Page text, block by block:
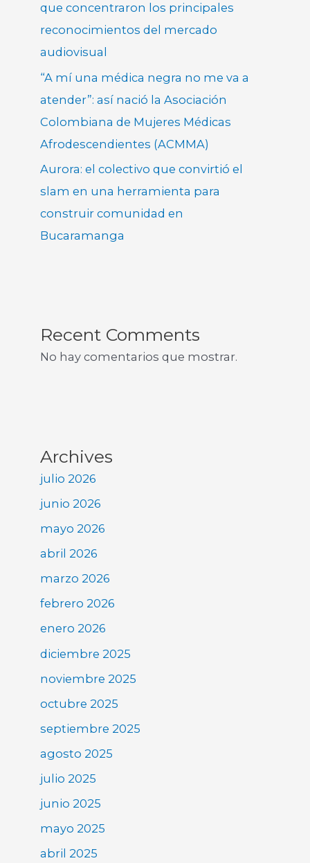
que concentraron los principales
reconocimientos del mercado
audiovisual
“A mí una médica negra no me va a
atender”: así nació la Asociación
Colombiana de Mujeres Médicas
Afrodescendientes (ACMMA)
Aurora: el colectivo que convirtió el
slam en una herramienta para
construir comunidad en
Bucaramanga
Recent Comments
No hay comentarios que mostrar.
Archives
julio 2026
junio 2026
mayo 2026
abril 2026
marzo 2026
febrero 2026
enero 2026
diciembre 2025
noviembre 2025
octubre 2025
septiembre 2025
agosto 2025
julio 2025
junio 2025
mayo 2025
abril 2025